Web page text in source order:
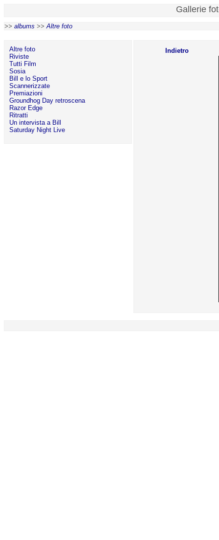
Gallerie
>> albums >>Altre foto
Altre foto
Riviste
Tutti Film
Sosia
Bill e lo Sport
Scannerizzate
Premiazioni
Groundhog Day retroscena
Razor Edge
Ritratti
Un intervista a Bill
Saturday Night Live
Indietro